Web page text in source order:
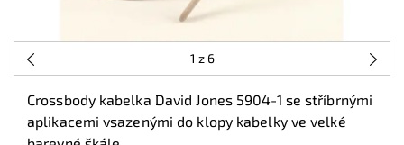
1 z 6
Crossbody kabelka David Jones 5904-1 se stříbrnými
aplikacemi vsazenými do klopy kabelky ve velké